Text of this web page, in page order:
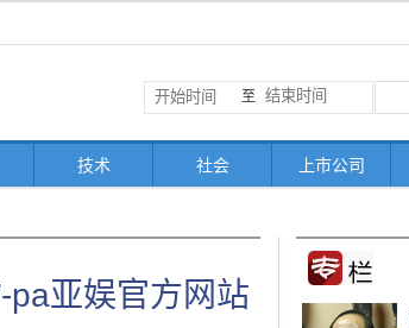
至
技术 社会 上市公司
pa亚娱官方网站